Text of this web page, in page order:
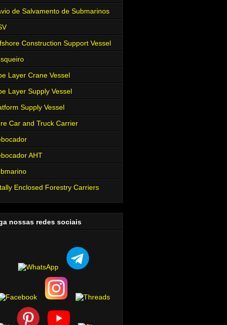
de Salvamento de Submarinos
Construction Support Vessel
Layer Crane Vessel
Layer Supply Vessel
Supply Vessel
Car and Truck Carrier
AHT
Enclosed Forestry Carriers
nossas redes sociais